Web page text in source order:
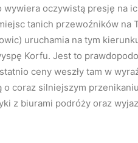
oczywistą presję na
tanich przewoźników na
uruchamia na tym
Korfu. Jest to
ceny weszły tam w
o coraz silniejszym
z biurami podróży oraz